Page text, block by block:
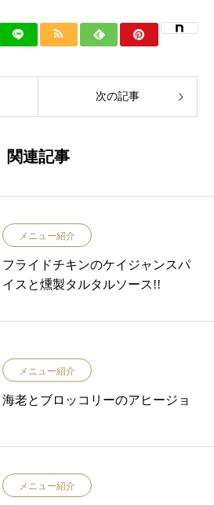
次の記事
関連記事
メニュー紹介
フライドチキンのケイジャンスパ
イスと燻製タルタルソース!!
メニュー紹介
海老とブロッコリーのアヒージョ
メニュー紹介